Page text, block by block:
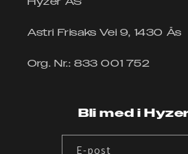
Astri Frisaks Vei 9, 1430 Ås
Org. Nr.: 833 001 752
Bli med i
E-post